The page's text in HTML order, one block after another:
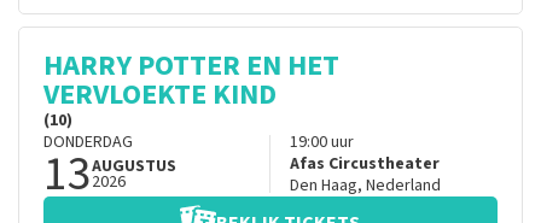
HARRY POTTER EN HET
VERVLOEKTE KIND
(10)
DONDERDAG
13AUGUSTUS
2026
19:00uur
Afas Circustheater
Den Haag, Nederland